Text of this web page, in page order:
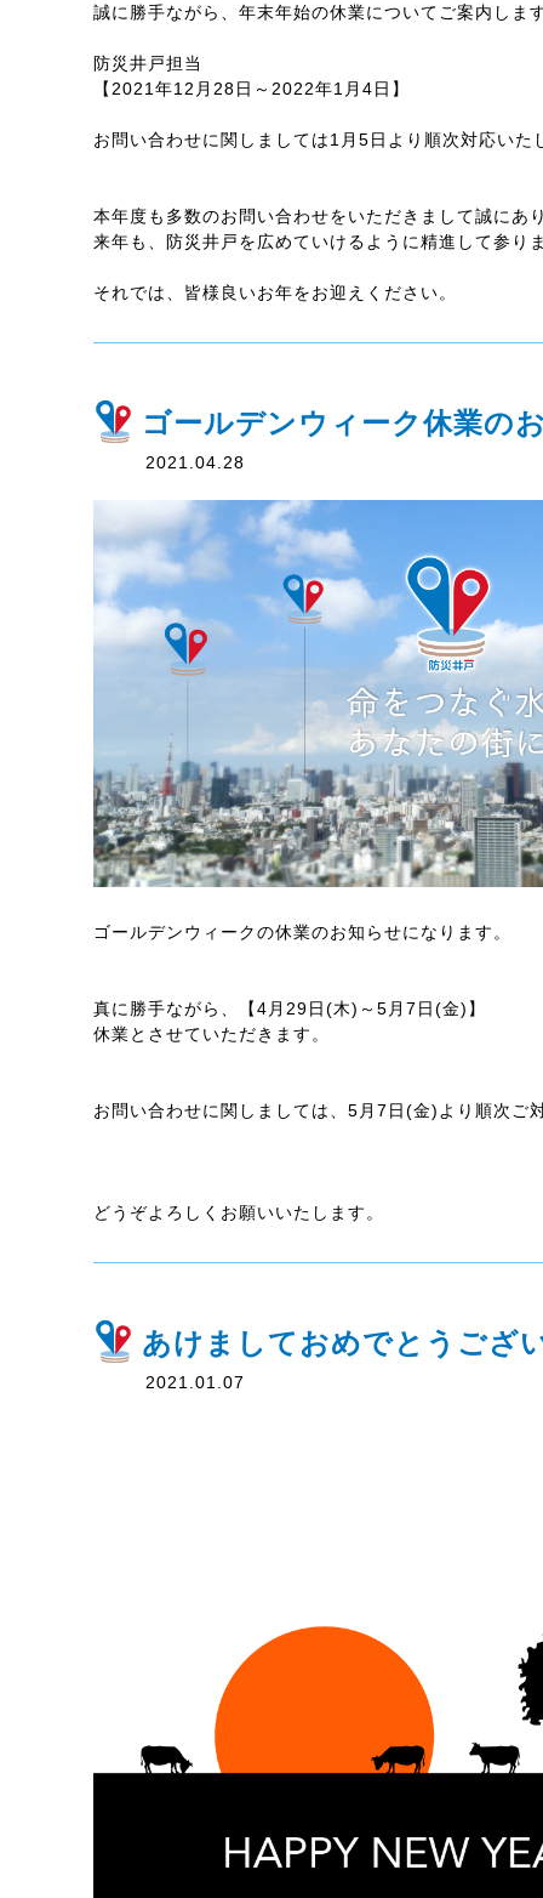
誠に勝手ながら、年末年始の休業についてご案内しま
防災井戸担当
【2021年12月28日～2022年1月4日】
お問い合わせに関しましては1月5日より順次対応いた
本年度も多数のお問い合わせをいただきまして誠にあ
来年も、防災井戸を広めていけるように精進して参り
それでは、皆様良いお年をお迎えください。
ゴールデンウィーク休業の
2021.04.28
ゴールデンウィークの休業のお知らせになります。
真に勝手ながら、【4月29日(木)～5月7日(金)】
休業とさせていただきます。
お問い合わせに関しましては、5月7日(金)より順次ご
どうぞよろしくお願いいたします。
あけましておめでとうござ
2021.01.07